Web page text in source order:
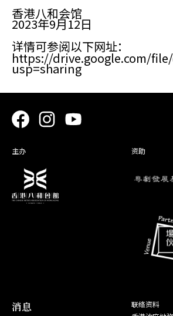
香港八和会馆
2023年9月12日
详情可参阅以下网址：
https://drive.google.com/file/
usp=sharing
主办 资助
消息
联络资料